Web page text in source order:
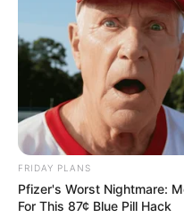
FRIDAY PLANS
Pfizer's Worst Nightmare:
For This 87¢ Blue Pill Hack